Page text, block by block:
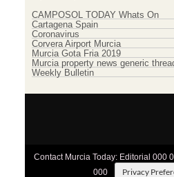
CAMPOSOL TODAY Whats On
Cartagena Spain
Coronavirus
Corvera Airport Murcia
Murcia Gota Fria 2019
Murcia property news generic
Weekly Bulletin
Contact Murcia Today: Editorial 000
000
Privacy